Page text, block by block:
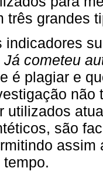
três grandes
indicadores
Já cometeu
é plagiar e
não
utilizados
são
assim
tempo.